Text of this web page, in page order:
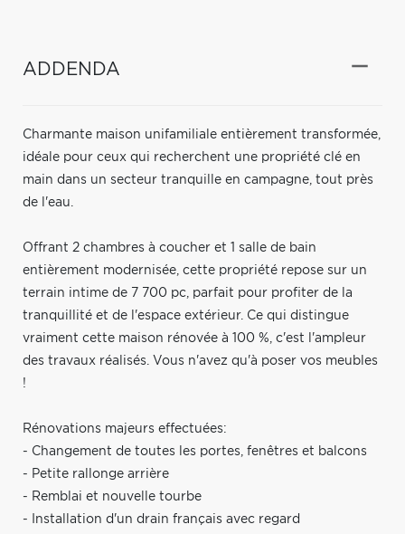
ADDENDA
Charmante maison unifamiliale entièrement transformée,
idéale pour ceux qui recherchent une propriété clé en
main dans un secteur tranquille en campagne, tout près
de l'eau.
Offrant 2 chambres à coucher et 1 salle de bain
entièrement modernisée, cette propriété repose sur un
terrain intime de 7 700 pc, parfait pour profiter de la
tranquillité et de l'espace extérieur. Ce qui distingue
vraiment cette maison rénovée à 100 %, c'est l'ampleur
des travaux réalisés. Vous n'avez qu'à poser vos meubles
!
Rénovations majeurs effectuées:
- Changement de toutes les portes, fenêtres et balcons
- Petite rallonge arrière
- Remblai et nouvelle tourbe
- Installation d'un drain français avec regard